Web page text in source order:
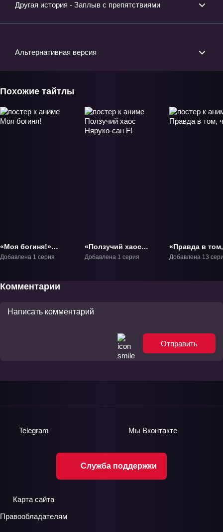
Другая история - Заплыв с препятствиями
Альтернативная версия
Похожие тайтлы
«Моя богиня!»
Фильм-1
Добавлена 1 серия
«Ползучий хаос
Няруко-сан F!»
Добавлена 1 серия
«Правда в
я...» ТВ-1
Добавлена 13
Комментарии
Отправить
Служба поддержки
Telegram Мы Вконтакте
Карта сайта
Правообладателям